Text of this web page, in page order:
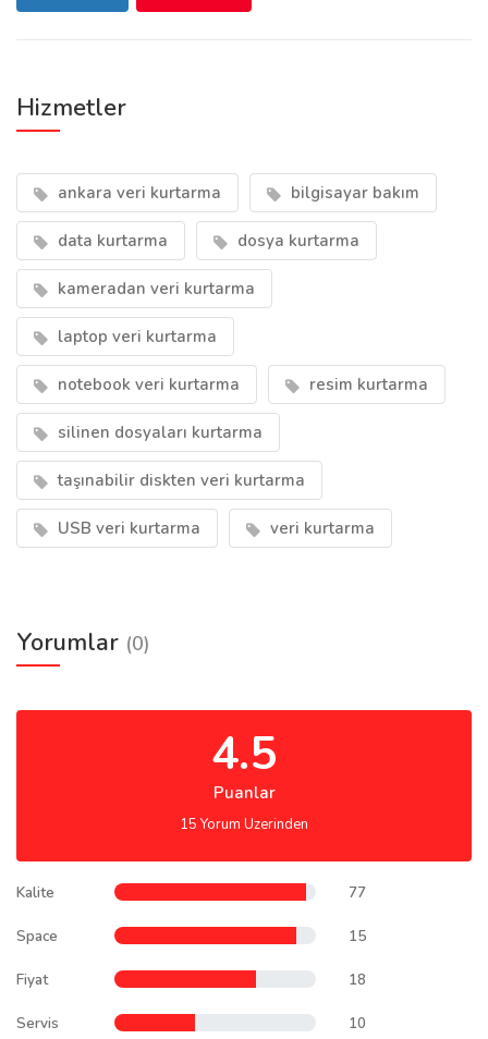
Hizmetler
ankara veri kurtarma bilgisayar bakım
data kurtarma dosya kurtarma
kameradan veri kurtarma
laptop veri kurtarma
notebook veri kurtarma resim kurtarma
silinen dosyaları kurtarma
taşınabilir diskten veri kurtarma
USB veri kurtarma veri kurtarma
Yorumlar (0)
4.5
Puanlar
15 Yorum Uzerinden
Kalite 77
Space 15
Fiyat 18
Servis 10